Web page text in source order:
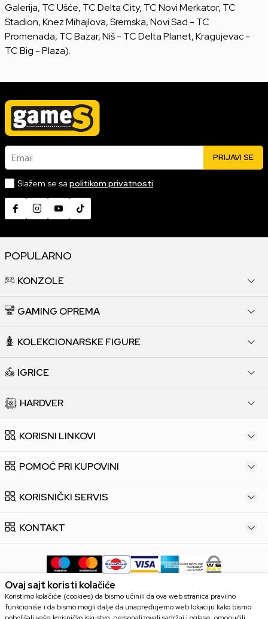
Galerija, TC Ušće, TC Delta City, TC Novi Merkator, TC
Stadion, Knez Mihajlova, Sremska, Novi Sad - TC
Promenada, TC Bazar, Niš - TC Delta Planet, Kragujevac -
TC Big - Plaza).
Email PRIJAVI SE
Slažem se sa politikom privatnosti
POPULARNO
KONZOLE
GAMING OPREMA
KOLEKCIONARSKE FIGURE
IGRICE
HARDVER
KORISNI LINKOVI
POMOĆ PRI KUPOVINI
KORISNIČKI SERVIS
KONTAKT
Ovaj sajt koristi kolačiće
Koristimo kolačiće (cookies) da bismo učinili da ova web stranica pravilno
funkcioniše i da bismo mogli dalje da unapređujemo web lokaciju kako bismo